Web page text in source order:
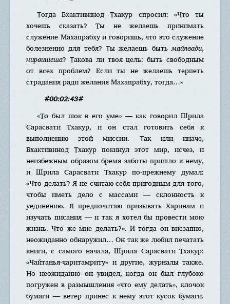
Тогда Бхактивинод Тхакур спросил: «Что ты
хочешь сказать? Ты не желаешь принимать
служение Махапрабху и говоришь, что это служение
болезненно для тебя? Ты желаешь бытьмайявади,
нирвишеша? Такова ли твоя цель: быть свободным
от всех проблем? Если ты не желаешь терпеть
страдания ради желания Махапрабху, тогда…»
#00:02:43#
«То был шок в его уме» — как говорил Шрила
Сарасвати Тхакур, и он стал готовить себя к
выполнению этой миссии. Так или иначе,
Бхактивинод Тхакур покинул этот мир, исчез, и
неизбежным образом бремя заботы пришло к нему,
и Шрила Сарасвати Тхакур по-прежнему думал:
«Что делать? Я не считаю себя пригодным для того,
чтобы иметь дело с массами — склонность к
уединению. Я предпочитаю призывать Харинам и
изучать писания — и так я хотел бы провести мою
жизнь. Что же мне делать?». И тогда он внезапно,
неожиданно обнаружил… Он так же любил печатать
книги, с самого начала, Шрила Сарасвати Тхакур:
«Чайтанья-чаритамриту» и другие, журналы также.
Но неожиданно он увидел, когда он был глубоко
погружен в размышления «что ему делать», клочок
бумаги — ветер принес к нему этот кусок бумаги.